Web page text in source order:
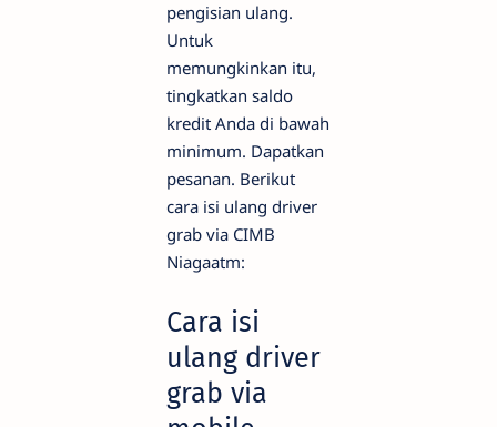
pengisian ulang.
Untuk
memungkinkan itu,
tingkatkan saldo
kredit Anda di bawah
minimum. Dapatkan
pesanan. Berikut
cara isi ulang driver
grab via CIMB
Niagaatm:
Cara isi
ulang driver
grab via